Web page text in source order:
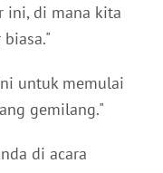
ini, di mana kita
untuk memulai
gemilang."
di acara